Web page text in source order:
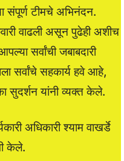
संपूर्ण टीमचे अभिनंदन.
वाढली असून पुढेही अशीच
सर्वांची जबाबदारी
सर्वांचे सहकार्य हवे आहे,
सुदर्शन यांनी व्यक्त केले.
अधिकारी श्याम वाखर्डे
केले.